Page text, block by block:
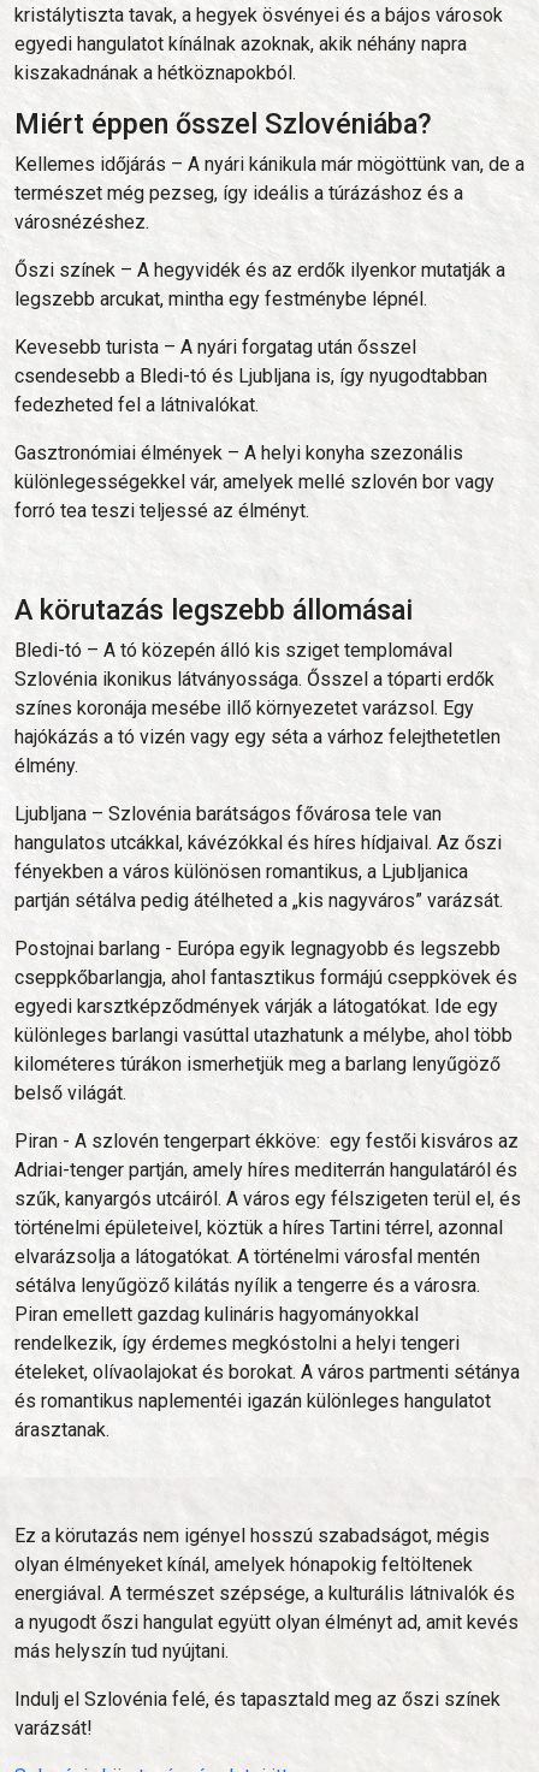
kristálytiszta tavak, a hegyek ösvényei és a bájos városok
egyedi hangulatot kínálnak azoknak, akik néhány napra
kiszakadnának a hétköznapokból.
Miért éppen ősszel Szlovéniába?
Kellemes időjárás – A nyári kánikula már mögöttünk van, de a
természet még pezseg, így ideális a túrázáshoz és a
városnézéshez.
Őszi színek – A hegyvidék és az erdők ilyenkor mutatják a
legszebb arcukat, mintha egy festménybe lépnél.
Kevesebb turista – A nyári forgatag után ősszel
csendesebb a Bledi-tó és Ljubljana is, így nyugodtabban
fedezheted fel a látnivalókat.
Gasztronómiai élmények – A helyi konyha szezonális
különlegességekkel vár, amelyek mellé szlovén bor vagy
forró tea teszi teljessé az élményt.
A körutazás legszebb állomásai
Bledi-tó – A tó közepén álló kis sziget templomával
Szlovénia ikonikus látványossága. Ősszel a tóparti erdők
színes koronája mesébe illő környezetet varázsol. Egy
hajókázás a tó vizén vagy egy séta a várhoz felejthetetlen
élmény.
Ljubljana – Szlovénia barátságos fővárosa tele van
hangulatos utcákkal, kávézókkal és híres hídjaival. Az őszi
fényekben a város különösen romantikus, a Ljubljanica
partján sétálva pedig átélheted a „kis nagyváros” varázsát.
Postojnai barlang - Európa egyik legnagyobb és legszebb
cseppkőbarlangja, ahol fantasztikus formájú cseppkövek és
egyedi karsztképződmények várják a látogatókat. Ide egy
különleges barlangi vasúttal utazhatunk a mélybe, ahol több
kilométeres túrákon ismerhetjük meg a barlang lenyűgöző
belső világát.
Piran - A szlovén tengerpart ékköve: egy festői kisváros az
Adriai-tenger partján, amely híres mediterrán hangulatáról és
szűk, kanyargós utcáiról. A város egy félszigeten terül el, és
történelmi épületeivel, köztük a híres Tartini térrel, azonnal
elvarázsolja a látogatókat. A történelmi városfal mentén
sétálva lenyűgöző kilátás nyílik a tengerre és a városra.
Piran emellett gazdag kulináris hagyományokkal
rendelkezik, így érdemes megkóstolni a helyi tengeri
ételeket, olívaolajokat és borokat. A város partmenti sétánya
és romantikus naplementéi igazán különleges hangulatot
árasztanak.
Ez a körutazás nem igényel hosszú szabadságot, mégis
olyan élményeket kínál, amelyek hónapokig feltöltenek
energiával. A természet szépsége, a kulturális látnivalók és
a nyugodt őszi hangulat együtt olyan élményt ad, amit kevés
más helyszín tud nyújtani.
Indulj el Szlovénia felé, és tapasztald meg az őszi színek
varázsát!